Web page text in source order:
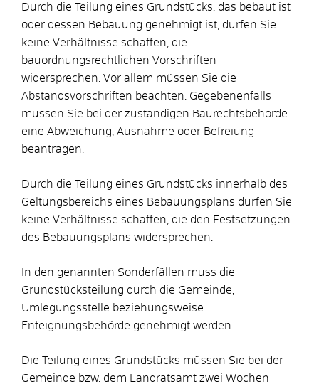
Durch die Teilung eines Grundstücks, das bebaut ist
oder dessen Bebauung genehmigt ist, dürfen Sie
keine Verhältnisse schaffen, die
bauordnungsrechtlichen Vorschriften
widersprechen. Vor allem müssen Sie die
Abstandsvorschriften beachten. Gegebenenfalls
müssen Sie bei der zuständigen Baurechtsbehörde
eine Abweichung, Ausnahme oder Befreiung
beantragen.
Durch die Teilung eines Grundstücks innerhalb des
Geltungsbereichs eines Bebauungsplans dürfen Sie
keine Verhältnisse schaffen, die den Festsetzungen
des Bebauungsplans widersprechen.
In den genannten Sonderfällen muss die
Grundstücksteilung durch die Gemeinde,
Umlegungsstelle beziehungsweise
Enteignungsbehörde genehmigt werden.
Die Teilung eines Grundstücks müssen Sie bei der
Gemeinde bzw. dem Landratsamt zwei Wochen